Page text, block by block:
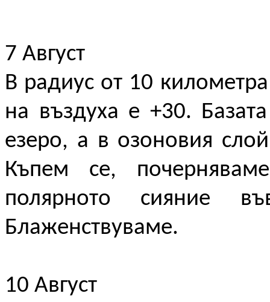
7 Август
В радиус от 10
на въздуха е +30.
езеро, а в озоновия
Къпем се,
полярното сияние
Блаженствуваме.
10 Август